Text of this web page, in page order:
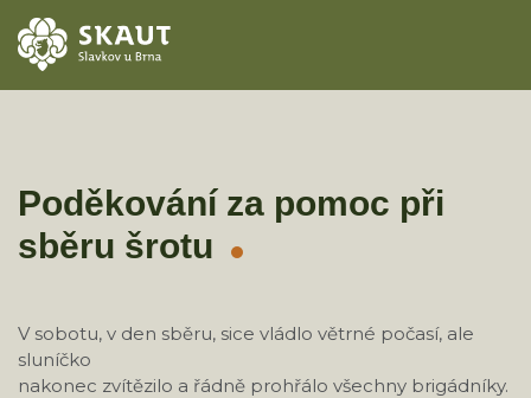
ODDÍLY
KONTAKTY
Poděkování za pomoc při
sběru šrotu
V sobotu, v den sběru, sice vládlo větrné počasí, ale
sluníčko
nakonec zvítězilo a řádně prohřálo všechny brigádníky.